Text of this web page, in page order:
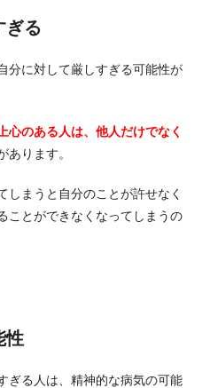
ぎる
分に対して厳しすぎる可能性が
心のある人は、他人だけでなく
あります。
しまうと自分のことが許せなく
ことができなくなってしまうの
性
ぎる人は、精神的な病気の可能